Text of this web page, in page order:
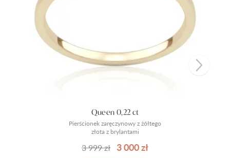
Pierścionek zaręczynowy z żółtego
złota z brylantami
Queen 0,22 ct
3 999 zł 3 000 zł